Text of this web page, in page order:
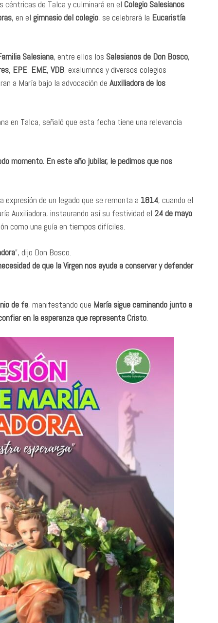
céntricas de Talca y culminará en el Colegio Salesianos
, en el gimnasio del colegio, se celebrará la Eucaristía
Salesiana, entre ellos los Salesianos de Don Bosco,
, EPE, EME, VDB, exalumnos y diversos colegios
a María bajo la advocación de Auxiliadora de los
en Talca, señaló que esta fecha tiene una relevancia
momento. En este año jubilar, le pedimos que nos
de un legado que se remonta a 1814, cuando el
Auxiliadora, instaurando así su festividad el 24 de mayo.
como una guía en tiempos difíciles.
”, dijo Don Bosco.
de que la Virgen nos ayude a conservar y defender
de fe, manifestando que María sigue caminando junto a
en la esperanza que representa Cristo.